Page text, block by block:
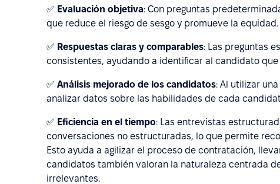
✅ Evaluación objetiva: Con preguntas
que reduce el riesgo de sesgo y promueve la equidad.
✅ Respuestas claras y comparables: Las preguntas
consistentes, ayudando a identificar al candidato
✅ Análisis mejorado de los candidatos: Al utilizar
analizar datos sobre las habilidades de cada
✅ Eficiencia en el tiempo: Las entrevistas
conversaciones no estructuradas, lo que permite
Esto ayuda a agilizar el proceso de contratación,
candidatos también valoran la naturaleza centrada
irrelevantes.